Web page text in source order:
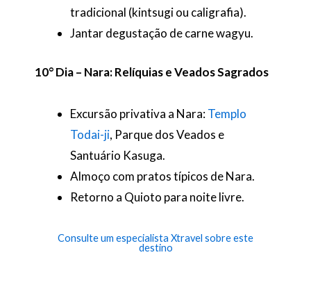
tradicional (kintsugi ou caligrafia).
Jantar degustação de carne wagyu.
10° Dia – Nara: Relíquias e Veados Sagrados
Excursão privativa a Nara:Templo
Todai-ji, Parque dos Veados e
Santuário Kasuga.
Almoço com pratos típicos de Nara.
Retorno a Quioto para noite livre.
Consulte um especialista Xtravel sobre este
destino